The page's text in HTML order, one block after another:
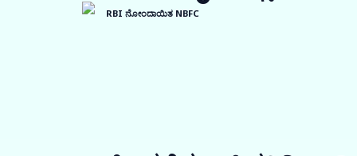
RBI ನೋಂದಾಯಿತ NBFC